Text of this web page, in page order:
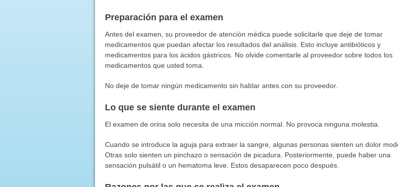
Preparación para el examen
Antes del examen, su proveedor de atención médica puede solicitarle que deje de tomar
medicamentos que puedan afectar los resultados del análisis. Esto incluye antibióticos y
medicamentos para los ácidos gástricos. No olvide comentarle al proveedor sobre todos los
medicamentos que usted toma.
No deje de tomar ningún medicamento sin hablar antes con su proveedor.
Lo que se siente durante el examen
El examen de orina solo necesita de una micción normal. No provoca ninguna molestia.
Cuando se introduce la aguja para extraer la sangre, algunas personas sienten un dolor
Otras solo sienten un pinchazo o sensación de picadura. Posteriormente, puede haber una
sensación pulsátil o un hematoma leve. Estos desaparecen poco después.